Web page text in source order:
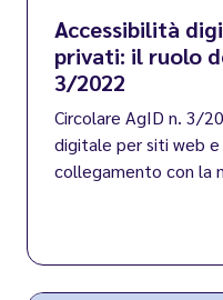
Accessibilità
privati: il ruolo
3/2022
Circolare AgID n. 3/
digitale per siti web
collegamento con la